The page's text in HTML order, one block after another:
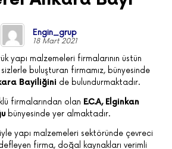
Engin_grup
18 Mart 2021
yapı malzemeleri firmalarının üstün
buluşturan firmamız, bünyesinde
Bayiliğini de bulundurmaktadır.
firmalarından olan E.C.A, Elginkan
bünyesinde yer almaktadır.
yapı malzemeleri sektöründe çevreci
firma, doğal kaynakları verimli